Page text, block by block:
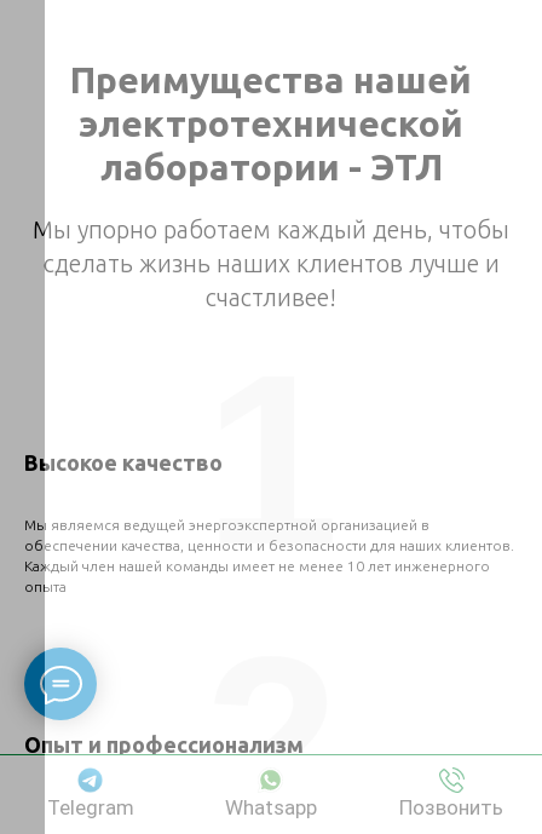
Преимущества нашей
электротехнической
лаборатории - ЭТЛ
Мы упорно работаем каждый день, чтобы
сделать жизнь наших клиентов лучше и
счастливее!
Высокое качество
Мы являемся ведущей энергоэкспертной организацией в
обеспечении качества, ценности и безопасности для наших клиентов.
Каждый член нашей команды имеет не менее 10 лет инженерного
опыта
1
Опыт и профессионализм
Наши инженера имеют большой опыт работы на производственных
2
Telegram Whatsapp Позвонить